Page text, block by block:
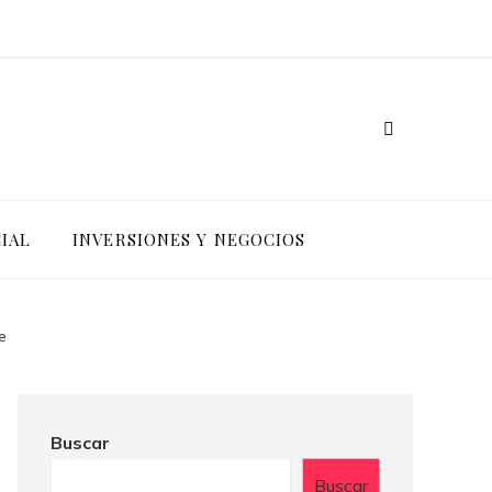
INVERSIONES Y NEGOCIOS
Buscar
Buscar